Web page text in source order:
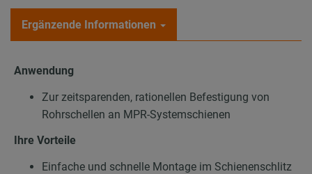
Ergänzende Informationen
Anwendung
Zur zeitsparenden, rationellen Befestigung von
Rohrschellen an MPR-Systemschienen
Ihre Vorteile
Einfache und schnelle Montage im Schienenschlitz